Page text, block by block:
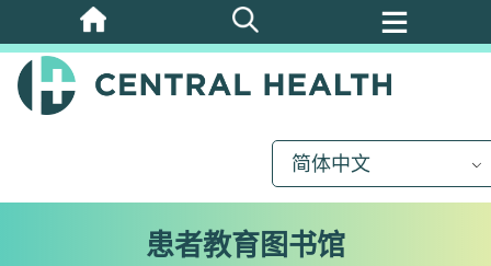
跳
至
主
简体中文
患者教育图书馆